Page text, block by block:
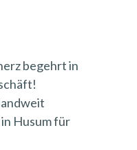
begehrt in
Husum für